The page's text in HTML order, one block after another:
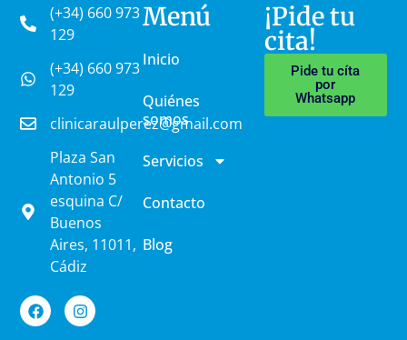
(+34) 660 973
129
(+34) 660 973
129
clinicaraulperez@gmail.com
Plaza San
Antonio 5
esquina C/
Buenos
Aires, 11011,
Cádiz
Menú
Inicio
Quiénes
somos
Servicios
Contacto
Blog
¡Pide tu
cita!
Pide tu cíta
por
Whatsapp